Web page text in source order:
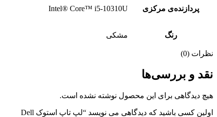
پردازنده‌ی مرکزی Intel® Core™ i5-10310U
رنگ مشکی
نظرات (0)
نقد و بررسی‌ها
هیچ دیدگاهی برای این محصول نوشته نشده است.
اولین کسی باشید که دیدگاهی می نویسد “لپ تاپ استوک Dell